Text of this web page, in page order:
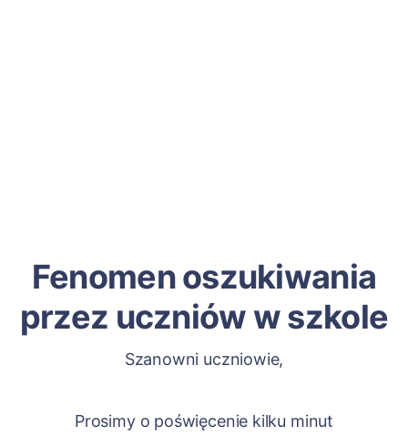
Fenomen oszukiwania
przez uczniów w szkole
Szanowni uczniowie,
Prosimy o poświęcenie kilku minut